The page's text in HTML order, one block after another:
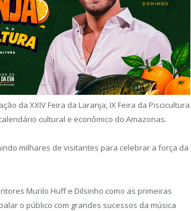
da XXIV Feira da Laranja, IX Feira da Piscicultura
cultural e econômico do Amazonas.
milhares de visitantes para celebrar a força da
Murilo Huff e Dilsinho como as primeiras
o público com grandes sucessos da música